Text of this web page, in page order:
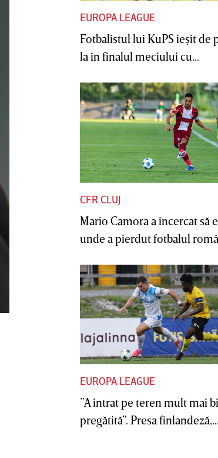
EUROPA LEAGUE
Fotbalistul lui KuPS ieşit de
la în finalul meciului cu...
CFR CLUJ
Mario Camora a încercat să
unde a pierdut fotbalul
EUROPA LEAGUE
”A intrat pe teren mult mai
pregătită”. Presa